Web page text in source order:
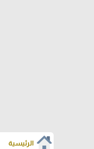
الرئيسية